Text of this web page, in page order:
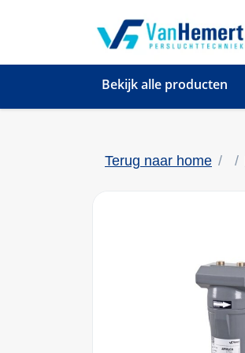
Bekijk alle producten
Terug naar home